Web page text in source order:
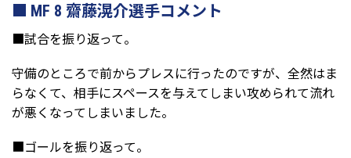
MF 8 齋藤滉介選手コメント
■試合を振り返って。
守備のところで前からプレスに行ったのですが、全然はま
らなくて、相手にスペースを与えてしまい攻められて流れ
が悪くなってしまいました。
■ゴールを振り返って。